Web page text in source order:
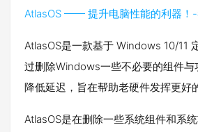
AtlasOS —— 提升电脑性能的利器！-
AtlasOS是一款基于 Windows 10/11
过删除Windows一些不必要的组件与
降低延迟，旨在帮助老硬件发挥更好
AtlasOS是在删除一些系统组件和系